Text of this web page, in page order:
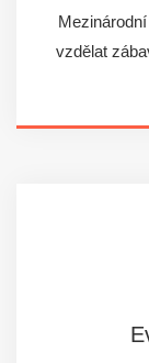
vzdělat